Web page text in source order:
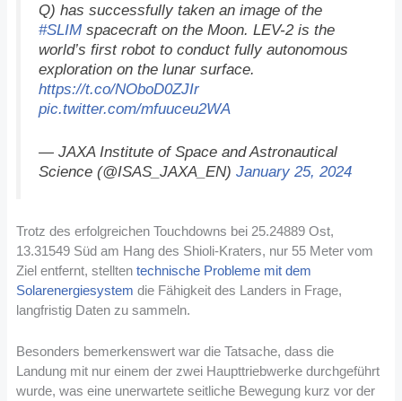
Q) has successfully taken an image of the
#SLIM spacecraft on the Moon. LEV-2 is the
world’s first robot to conduct fully autonomous
exploration on the lunar surface.
https://t.co/NOboD0ZJIr
pic.twitter.com/mfuuceu2WA
— JAXA Institute of Space and Astronautical
Science (@ISAS_JAXA_EN)January 25, 2024
Trotz des erfolgreichen Touchdowns bei 25.24889 Ost,
13.31549 Süd am Hang des Shioli-Kraters, nur 55 Meter vom
Ziel entfernt, stelltentechnische Probleme mit dem
Solarenergiesystem die Fähigkeit des Landers in Frage,
langfristig Daten zu sammeln.
Besonders bemerkenswert war die Tatsache, dass die
Landung mit nur einem der zwei Haupttriebwerke durchgeführt
wurde, was eine unerwartete seitliche Bewegung kurz vor der